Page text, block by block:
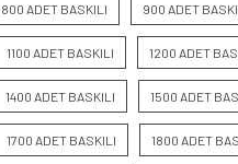
800 ADET BASKILI 900 ADET
1100 ADET BASKILI 1200 ADET
1400 ADET BASKILI 1500 ADET
1700 ADET BASKILI 1800 ADET